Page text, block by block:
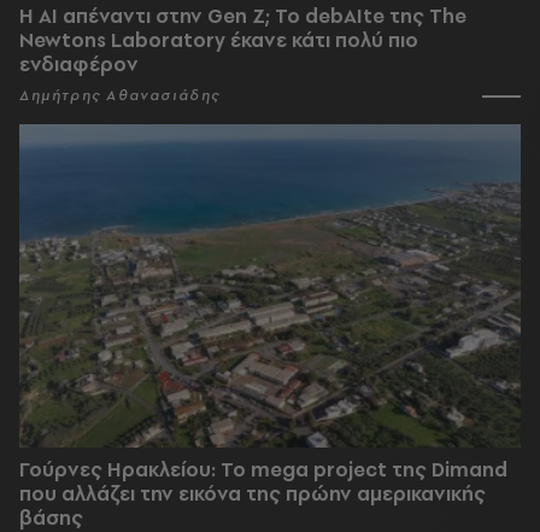
Η AI απέναντι στην Gen Z; Το debAIte της The
Newtons Laboratory έκανε κάτι πολύ πιο
ενδιαφέρον
Δημήτρης Αθανασιάδης
Γούρνες Ηρακλείου: To mega project της Dimand
που αλλάζει την εικόνα της πρώην αμερικανικής
βάσης